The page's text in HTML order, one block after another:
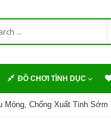
ĐỒ CHƠI TÌNH DỤC
Mỏng, Chống Xuất Tinh